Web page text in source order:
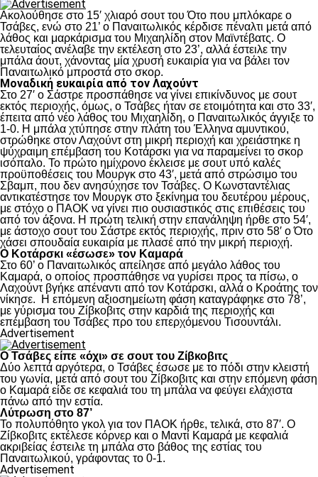
Ακολούθησε στο 15′ χλιαρό σουτ του Ότο που μπλόκαρε ο
Τσάβες, ενώ στο 21’ ο Παναιτωλικός κέρδισε πέναλτι μετά από
λάθος και μαρκάρισμα του Μιχαηλίδη στον Μαϊντέβατς. Ο
τελευταίος ανέλαβε την εκτέλεση στο 23’, αλλά έστειλε την
μπάλα άουτ, χάνοντας μία χρυσή ευκαιρία για να βάλει τον
Παναιτωλικό μπροστά στο σκορ.
Μοναδική ευκαιρία από τον Λαχούντ
Στο 27′ ο Σάστρε προσπάθησε να γίνει επικίνδυνος με σουτ
εκτός περιοχής, όμως, ο Τσάβες ήταν σε ετοιμότητα και στο 33′,
έπειτα από νέο λάθος του Μιχαηλίδη, ο Παναιτωλικός άγγιξε το
1-0. Η μπάλα χτύπησε στην πλάτη του Έλληνα αμυντικού,
στρώθηκε στον Λαχούντ στη μικρή περιοχή και χρειάστηκε η
ψύχραιμη επέμβαση του Κοτάρσκι για να παραμείνει το σκορ
ισόπαλο. Το πρώτο ημίχρονο έκλεισε με σουτ υπό καλές
προϋποθέσεις του Μουργκ στο 43′, μετά από στρώσιμο του
Σβαμπ, που δεν ανησύχησε τον Τσάβες. Ο Κωνσταντέλιας
αντικατέστησε τον Μουργκ στο ξεκίνημα του δευτέρου μέρους,
με στόχο ο ΠΑΟΚ να γίνει πιο ουσιαστικός στις επιθέσεις του
από τον άξονα. Η πρώτη τελική στην επανάληψη ήρθε στο 54′,
με άστοχο σουτ του Σάστρε εκτός περιοχής, πριν στο 58′ ο Ότο
χάσει σπουδαία ευκαιρία με πλασέ από την μικρή περιοχή.
Ο Κοτάρσκι «έσωσε» τον Καμαρά
Στο 60’ ο Παναιτωλικός απείλησε από μεγάλο λάθος του
Καμαρά, ο οποίος προσπάθησε να γυρίσει προς τα πίσω, ο
Λαχούντ βγήκε απέναντι από τον Κοτάρσκι, αλλά ο Κροάτης τον
νίκησε. Η επόμενη αξιοσημείωτη φάση καταγράφηκε στο 78’,
με γύρισμα του Ζίβκοβιτς στην καρδιά της περιοχής και
επέμβαση του Τσάβες προ του επερχόμενου Τισουντάλι.
Advertisement
Ο Τσάβες είπε «όχι» σε σουτ του Ζίβκοβιτς
Δύο λεπτά αργότερα, ο Τσάβες έσωσε με το πόδι στην κλειστή
του γωνία, μετά από σουτ του Ζίβκοβιτς και στην επόμενη φάση
ο Καμαρά είδε σε κεφαλιά του τη μπάλα να φεύγει ελάχιστα
πάνω από την εστία.
Λύτρωση στο 87’
Το πολυπόθητο γκολ για τον ΠΑΟΚ ήρθε, τελικά, στο 87′. Ο
Ζίβκοβιτς εκτέλεσε κόρνερ και ο Μαντί Καμαρά με κεφαλιά
ακριβείας έστειλε τη μπάλα στο βάθος της εστίας του
Παναιτωλικού, γράφοντας το 0-1.
Advertisement